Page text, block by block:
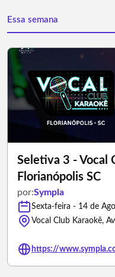
Essa semana
Seletiva 3 - Vocal
Florianópolis SC
por:Sympla
Sexta-feira - 14 de